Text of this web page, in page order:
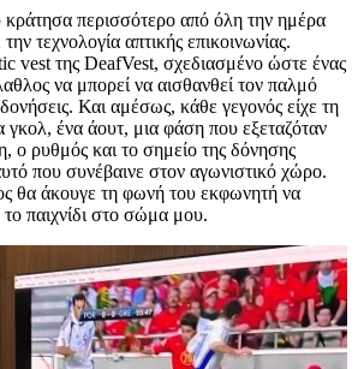
περισσότερο από όλη την ημέρα
τεχνολογία απτικής επικοινωνίας.
vest της DeafVest, σχεδιασμένο ώστε ένας
να μπορεί να αισθανθεί τον παλμό
Και αμέσως, κάθε γεγονός είχε τη
γκολ, ένα άουτ, μια φάση που εξεταζόταν
ο ρυθμός και το σημείο της δόνησης
που συνέβαινε στον αγωνιστικό χώρο.
θα άκουγε τη φωνή του εκφωνητή να
παιχνίδι στο σώμα μου.